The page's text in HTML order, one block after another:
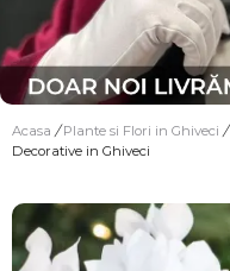
Acasa / Plante si Flori in Ghiveci /
Decorative in Ghiveci